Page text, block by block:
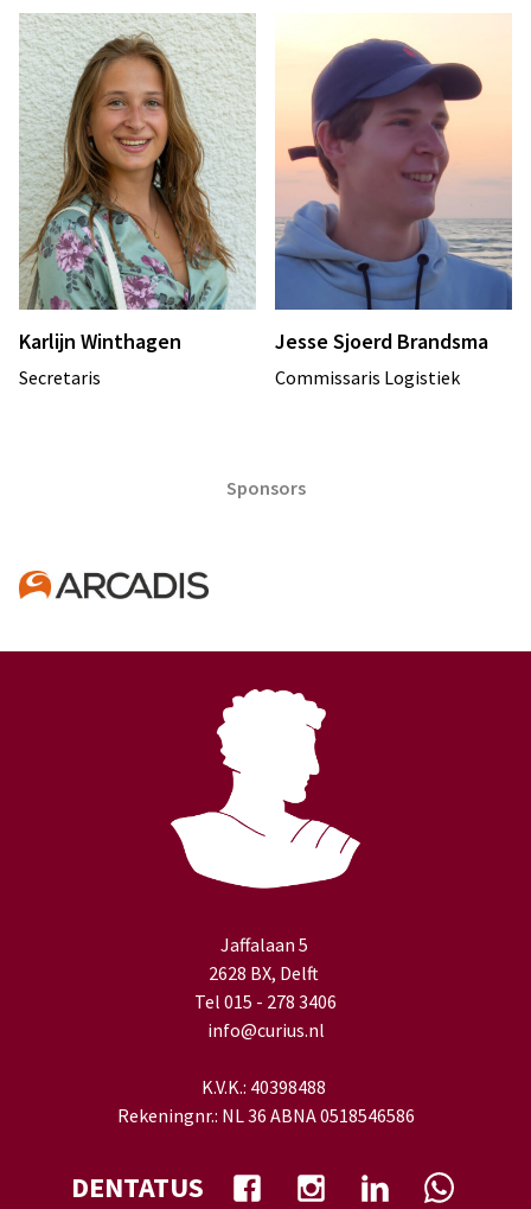
Karlijn Winthagen
Secretaris
Jesse Sjoerd Brandsma
Commissaris Logistiek
Sponsors
Jaffalaan 5
2628 BX, Delft
Tel 015 - 278 3406
info@curius.nl
K.V.K.: 40398488
Rekeningnr.: NL 36 ABNA 0518546586
DENTATUS